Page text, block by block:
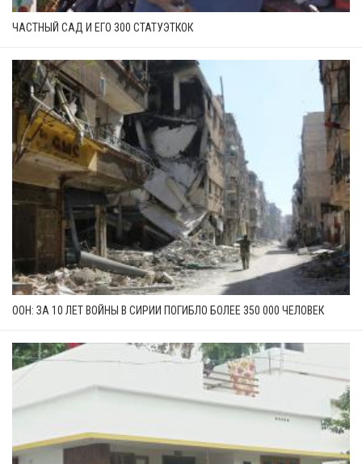
ЧАСТНЫЙ САД И ЕГО 300 СТАТУЭТКОК
ООН: ЗА 10 ЛЕТ ВОЙНЫ В СИРИИ ПОГИБЛО БОЛЕЕ 350 000 ЧЕЛОВЕК